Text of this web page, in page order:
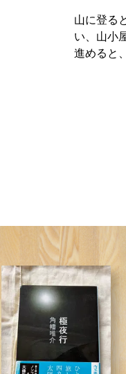
山に登る
い、山小
進めると